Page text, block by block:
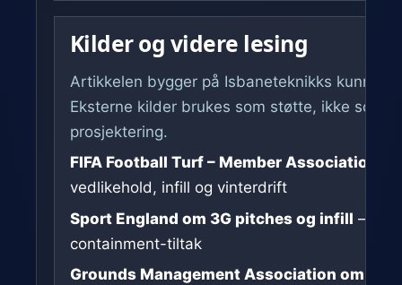
Kilder og videre lesing
Artikkelen bygger på Isbaneteknikks
Eksterne kilder brukes som støtte, ikke som
prosjektering.
FIFA Football Turf – Member Association
vedlikehold, infill og vinterdrift
Sport England om 3G pitches og infill –
containment-tiltak
Grounds Management Association om